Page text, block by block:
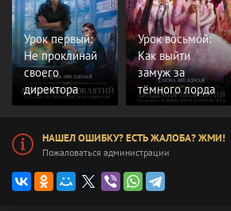
Урок первый:
Не проклинай
своего
директора
Урок восьмой:
Как выйти
замуж за
тёмного лорда
НАШЕЛ ОШИБКУ? ЕСТЬ ЖАЛОБА? ЖМИ!
Пожаловаться администрации